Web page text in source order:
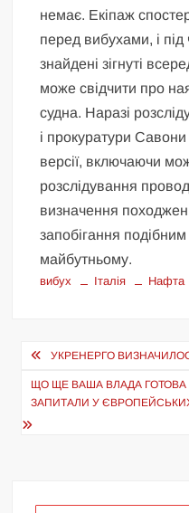
немає. Екіпаж
перед вибухами, і
знайдені зігнуті
може свідчити про
судна. Наразі
і прокуратури Савони
версії, включаючи
розслідування
визначення
запобігання
майбутньому.
вибух Італія Нафта
Навігація
записів
УКРЕНЕРГО
ЩО ЩЕ ВАША ВЛАДА
ЗАПИТАЛИ У